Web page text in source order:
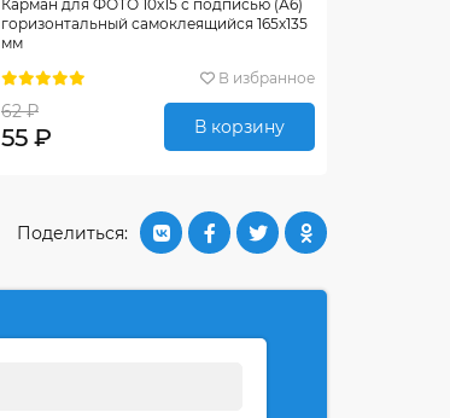
Карман для ФОТО 10х15 с подписью (А6)
горизонтальный самоклеящийся 165х135
мм
В избранное
62 ₽
55 ₽ В корзину
Поделиться: